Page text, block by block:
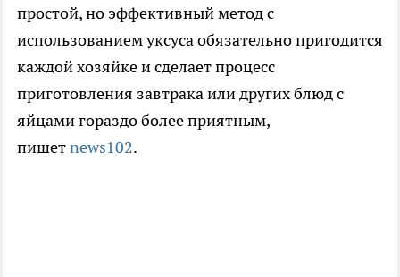
простой, но эффективный метод с
использованием уксуса обязательно пригодится
каждой хозяйке и сделает процесс
приготовления завтрака или других блюд с
яйцами гораздо более приятным,
пишетnews102.